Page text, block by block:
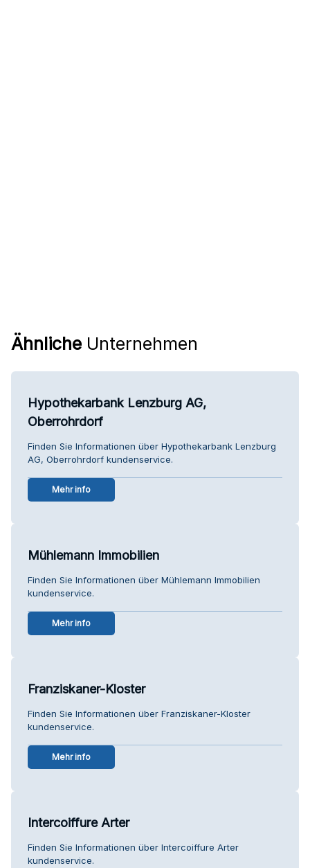
Ähnliche Unternehmen
Hypothekarbank Lenzburg AG,
Oberrohrdorf
Finden Sie Informationen über Hypothekarbank Lenzburg
AG, Oberrohrdorf kundenservice.
Mehr info
Mühlemann Immobilien
Finden Sie Informationen über Mühlemann Immobilien
kundenservice.
Mehr info
Franziskaner-Kloster
Finden Sie Informationen über Franziskaner-Kloster
kundenservice.
Mehr info
Intercoiffure Arter
Finden Sie Informationen über Intercoiffure Arter
kundenservice.